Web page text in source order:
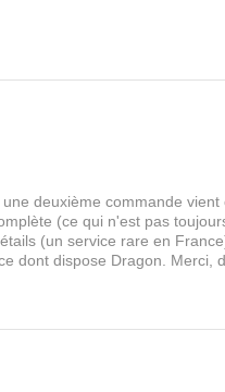
deuxième commande
(ce qui n'est pas
(un service rare en
dont dispose Dragon. Merci,